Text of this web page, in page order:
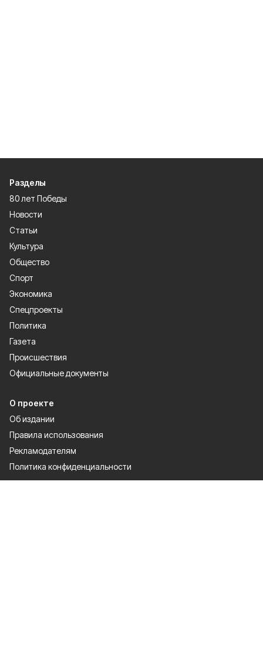
Разделы
80 лет Победы
Новости
Статьи
Культура
Общество
Спорт
Экономика
Спецпроекты
Политика
Газета
Происшествия
Официальные документы
О проекте
Об издании
Правила использования
Рекламодателям
Политика конфиденциальности